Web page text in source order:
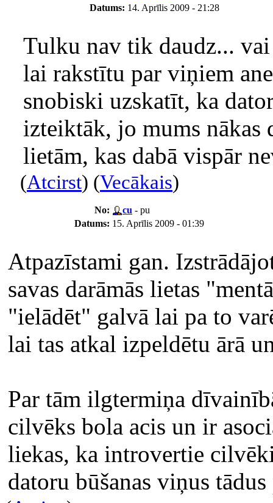
Datums: 14. Aprīlis 2009 - 21:28
Tulku nav tik daudz...
lai rakstītu par viņiem
snobiski uzskatīt, ka
izteiktāk, jo mums nākas
lietām, kas dabā vispār
(Atcirst) (Vecākais)
No: cu - pu
Datums: 15. Aprīlis 2009 - 01:39
Atpazīstami gan.
savas darāmās lietas
"ielādēt" galvā lai pa to
lai tas atkal izpeldētu ārā
Par tām ilgtermiņa
cilvēks bola acis un ir
liekas, ka introvertie
datoru būšanas viņus tādus